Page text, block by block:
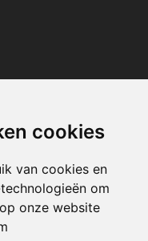
cookies
van cookies en
om
onze website